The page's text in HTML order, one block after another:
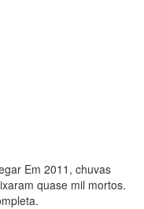
Em 2011, chuvas
quase mil mortos.